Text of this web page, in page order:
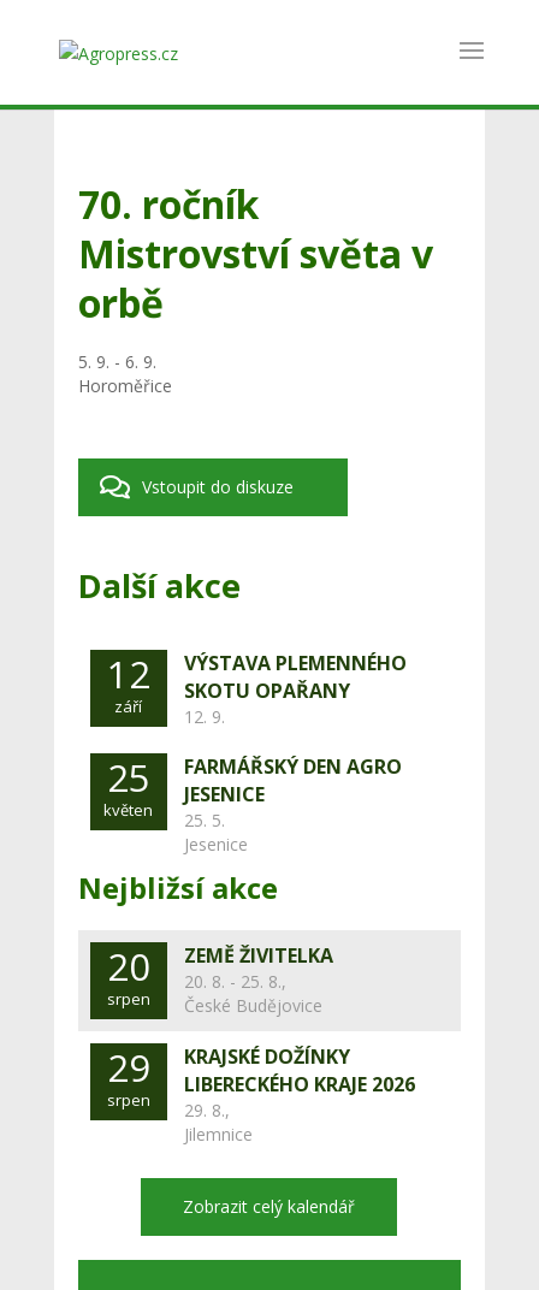
70. ročník
Mistrovství světa v
orbě
5. 9. - 6. 9.
Horoměřice
Vstoupit do diskuze
Další akce
12
září
VÝSTAVA PLEMENNÉHO
SKOTU OPAŘANY
12. 9.
25
květen
FARMÁŘSKÝ DEN AGRO
JESENICE
25. 5.
Jesenice
Nejbližsí akce
20
srpen
ZEMĚ ŽIVITELKA
20. 8. - 25. 8.,
České Budějovice
29
srpen
KRAJSKÉ DOŽÍNKY
LIBERECKÉHO KRAJE 2026
29. 8.,
Jilemnice
Zobrazit celý kalendář